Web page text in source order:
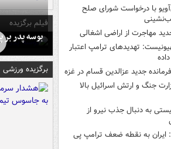
با درخواست شورای صلح
مهاجرت از اراضی اشغالی
تهدیدهای ترامپ اعتبار
جدید عزالدین قسام در غزه
جنگ و ارتش اسرائیل بالا
به دنبال جذب نیرو از
ایران به نقطه ضعف ترامپ پی
فیلم برگزیده
بوسه‌ پدر
برگزیده ورزشی